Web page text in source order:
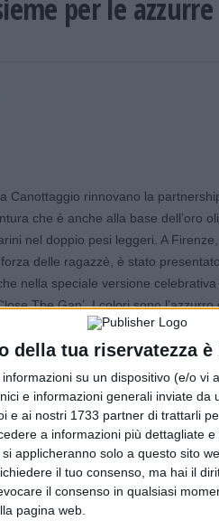
della tua riservatezza
su un dispositivo (e/o vi
e informazioni generali inviate da
e ai nostri 1733 partner di trattarli
a informazioni più dettagliate
applicheranno solo a questo sito
il tuo consenso, ma hai il
il consenso in qualsiasi
pagina web.
per le azzurre
Canottaggio rinnovano la
che è anche alla base dell’oro
nel doppio pesi leggeri. A Firenze,
forza delle ragazzè, è stato
nella speciale versione celebrativa
The Gap’. I colori sono l’azzurro
atlete in occasione della Regata
del femminile, in uno sport che si
Coppa ‘Flaminia Goretti de Flaminì
graduatoria a punti nazionale
una collaborazione per noi molto
Coop Italia -. Vedere
C’è anche un significato molto
e la parità di genere,
avere una giusta risposta positiva
dalle ragazze – ha proseguito Maura